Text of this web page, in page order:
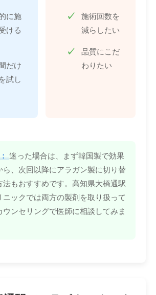
に施
ける
だけ
試し
施術回数を
減らしたい
品質にこだ
わりたい
迷った場合は、まず韓国製で効果
ら、次回以降にアラガン製に切り替
法もおすすめです。高知県大橋通駅
ニックでは両方の製剤を取り扱って
ウンセリングで医師に相談してみま